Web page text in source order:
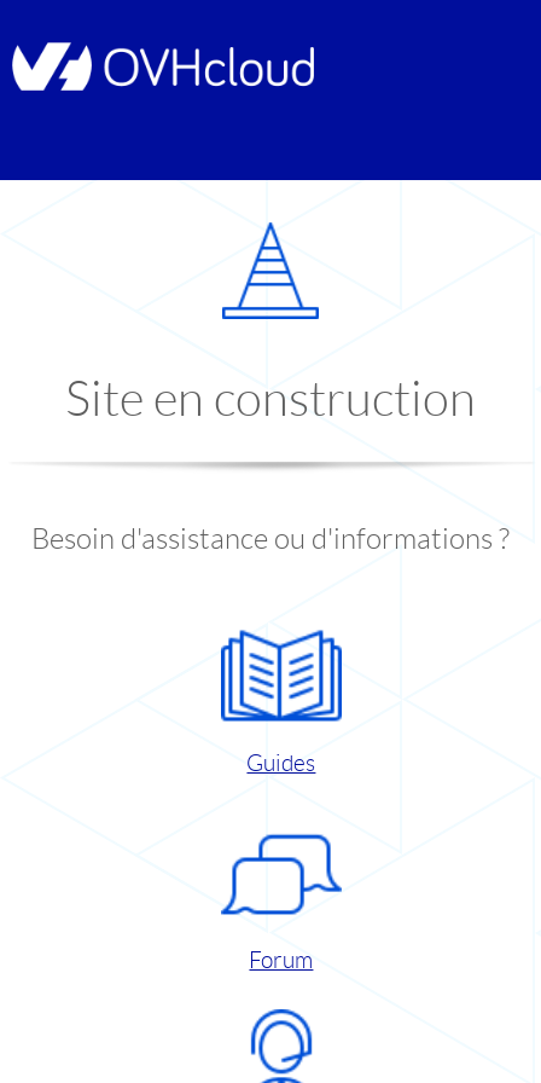
Site en construction
Besoin d'assistance ou d'informations ?
Guides
Forum